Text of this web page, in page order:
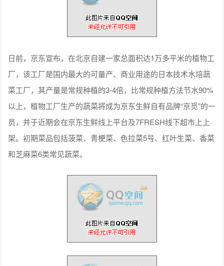
日前，京东宣布，在北京自建一家总面积达1万多平米的植物工
厂，该工厂是国内最大的可量产、商业用途的日本技术水培蔬
菜工厂，其产量是常规种植的3-4倍，比常规种植方法节水90%
以上，植物工厂生产的蔬菜将成为京东生鲜自有品牌“京觅”的一
员，并于近期会在京东生鲜线上平台及7FRESH线下超市上上
架。初期菜品包括菠菜、青梗菜、色拉菜5号、红叶生菜、香菜
和芝麻菜6类常见蔬菜。